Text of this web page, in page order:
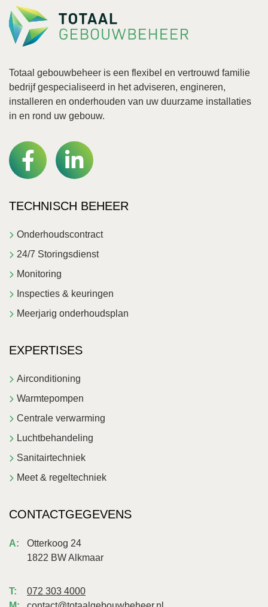
Totaal gebouwbeheer is een flexibel en vertrouwd familie
bedrijf gespecialiseerd in het adviseren, engineren,
installeren en onderhouden van uw duurzame installaties
in en rond uw gebouw.
TECHNISCH BEHEER
Onderhoudscontract
24/7 Storingsdienst
Monitoring
Inspecties & keuringen
Meerjarig onderhoudsplan
EXPERTISES
Airconditioning
Warmtepompen
Centrale verwarming
Luchtbehandeling
Sanitairtechniek
Meet & regeltechniek
CONTACTGEGEVENS
Otterkoog 24
1822 BW Alkmaar
072 303 4000